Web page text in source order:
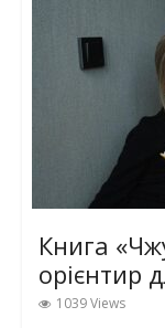
Книга
орієнтир
1039 Views